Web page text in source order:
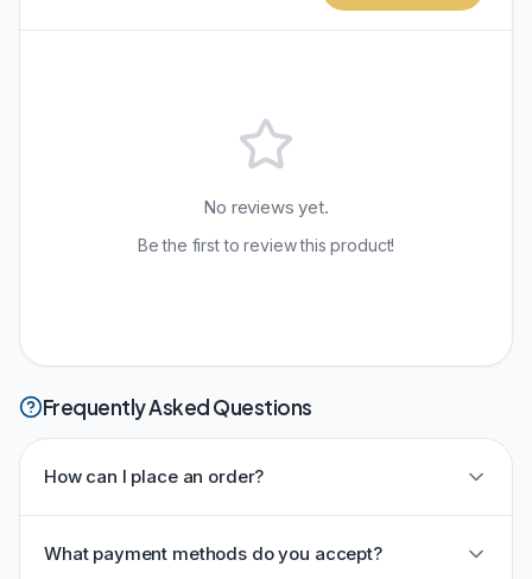
No reviews yet.
Be the first to review this product!
Frequently Asked Questions
How can I place an order?
What payment methods do you accept?